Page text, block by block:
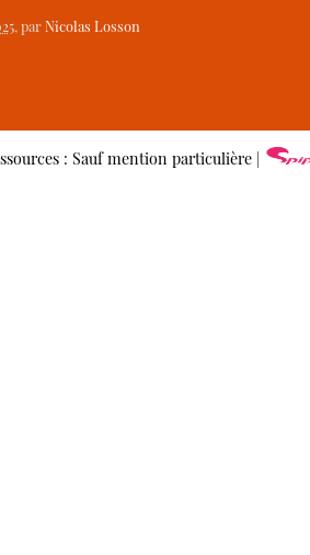
, parNicolas Losson
: Sauf mention particulière |